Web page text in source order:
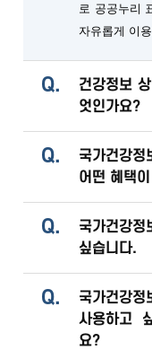
로 공공누리
자유롭게 이
Q.
건강정보
엇인가요?
Q.
국가건강
어떤 혜택
Q.
국가건강정
싶습니다.
Q.
국가건강정
사용하고
요?